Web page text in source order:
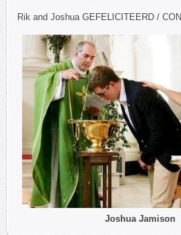
Rik and Joshua GEFELICITEERD /
Joshua Jamison